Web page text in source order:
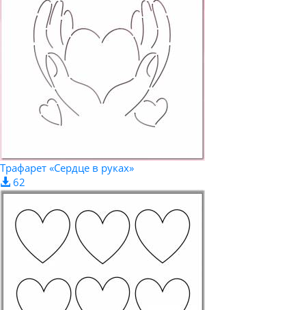
Трафарет «Сердце в руках»
62